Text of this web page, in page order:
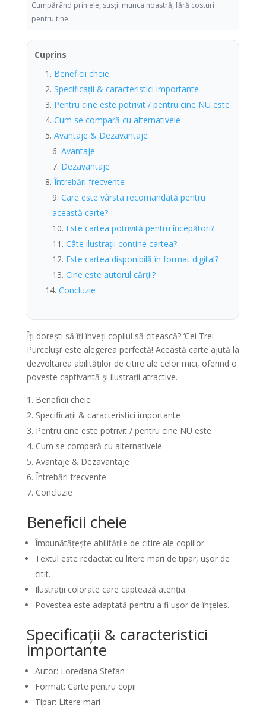
Cumpărând prin ele, susții munca noastră, fără costuri
pentru tine.
Cuprins
Beneficii cheie
Specificații & caracteristici importante
Pentru cine este potrivit / pentru cine NU este
Cum se compară cu alternativele
Avantaje & Dezavantaje
Avantaje
Dezavantaje
Întrebări frecvente
Care este vârsta recomandată pentru
această carte?
Este cartea potrivită pentru începători?
Câte ilustrații conține cartea?
Este cartea disponibilă în format digital?
Cine este autorul cărții?
Concluzie
Îți dorești să îți înveți copilul să citească? ‘Cei Trei
Purceluși’ este alegerea perfectă! Această carte ajută la
dezvoltarea abilităților de citire ale celor mici, oferind o
poveste captivantă și ilustrații atractive.
Beneficii cheie
Specificații & caracteristici importante
Pentru cine este potrivit / pentru cine NU este
Cum se compară cu alternativele
Avantaje & Dezavantaje
Întrebări frecvente
Concluzie
Beneficii cheie
Îmbunătățește abilitățile de citire ale copiilor.
Textul este redactat cu litere mari de tipar, ușor de
citit.
Ilustrații colorate care captează atenția.
Povestea este adaptată pentru a fi ușor de înțeles.
Specificații & caracteristici
importante
Autor: Loredana Stefan
Format: Carte pentru copii
Tipar: Litere mari